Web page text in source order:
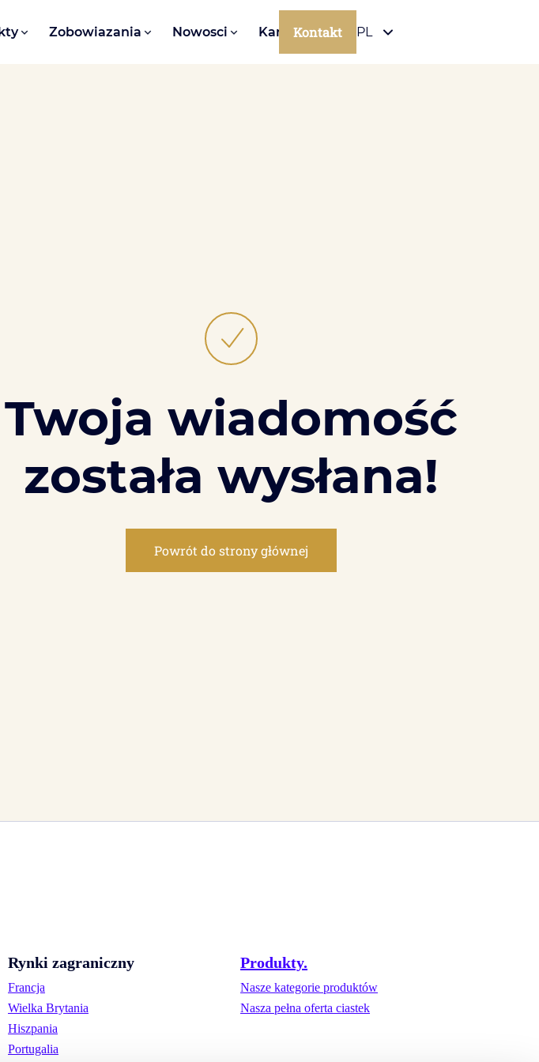
Zobowiazania Nowosci KarieraKontakt PL
Twoja wiadomość
została wysłana!
Powrót do strony głównej
Rynki zagraniczny
Francja
Wielka Brytania
Hiszpania
Portugalia
Produkty.
Nasze kategorie produktów
Nasza pełna oferta ciastek